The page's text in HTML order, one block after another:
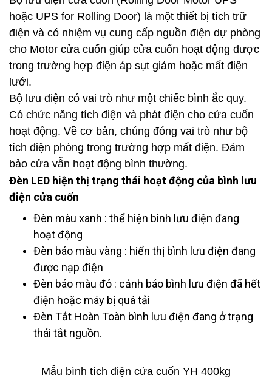
hoặc UPS for Rolling Door) là một thiết bị tích trữ
điện và có nhiệm vụ cung cấp nguồn điện dự phòng
cho Motor cửa cuốn giúp cửa cuốn hoạt động được
trong trường hợp điện áp sụt giảm hoặc mất điện
lưới.
Bộ lưu điện có vai trò như một chiếc bình ắc quy.
Có chức năng tích điện và phát điện cho cửa cuốn
hoạt động. Về cơ bản, chúng đóng vai trò như bộ
tích điện phòng trong trường hợp mất điện. Đảm
bảo cửa vẫn hoạt động bình thường.
Đèn LED hiện thị trạng thái hoạt động của bình lưu
điện cửa cuốn
Đèn màu xanh : thể hiện bình lưu điện đang
hoạt động
Đèn báo màu vàng : hiển thị bình lưu điện đang
được nạp điện
Đèn báo màu đỏ : cảnh báo bình lưu điện đã hết
điện hoặc máy bị quá tải
Đèn Tắt Hoàn Toàn bình lưu điện đang ở trạng
thái tắt nguồn.
Mẫu bình tích điện cửa cuốn YH 400kg